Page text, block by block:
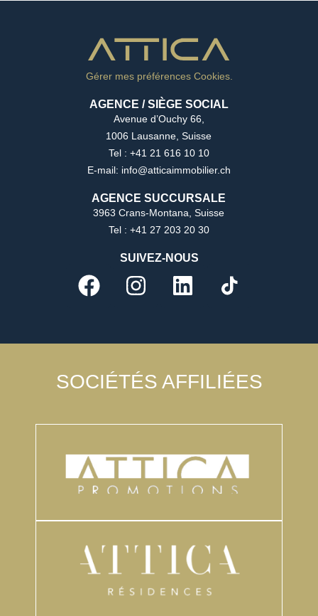
Gérer mes préférences Cookies.
AGENCE / SIÈGE SOCIAL
Avenue d’Ouchy 66,
1006 Lausanne, Suisse
Tel : +41 21 616 10 10
E-mail: info@atticaimmobilier.ch
AGENCE SUCCURSALE
3963 Crans-Montana, Suisse
Tel : +41 27 203 20 30
SUIVEZ-NOUS
SOCIÉTÉS AFFILIÉES